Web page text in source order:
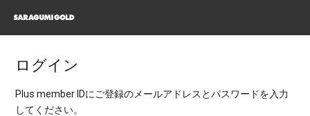
ログイン
Plus member IDにご登録のメールアドレスとパスワードを入力
してください。